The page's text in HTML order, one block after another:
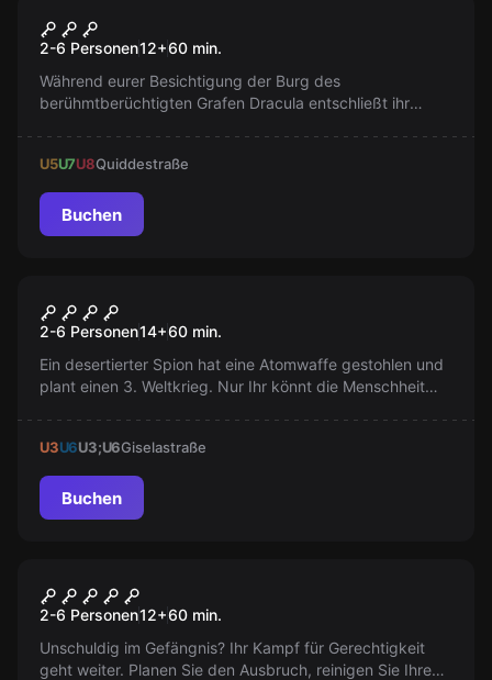
Dracula
2-6 Personen12+60 min.
Während eurer Besichtigung der Burg des
berühmtberüchtigten Grafen Dracula entschließt ihr
U5U7U8Quiddestraße
Buchen
Bomb
2-6 Personen14+60 min.
Ein desertierter Spion hat eine Atomwaffe gestohlen und
plant einen 3. Weltkrieg. Nur Ihr könnt die Menschheit
U3U6U3;U6Giselastraße
Buchen
The Prison VR
2-6 Personen12+60 min.
Unschuldig im Gefängnis? Ihr Kampf für Gerechtigkeit
geht weiter. Planen Sie den Ausbruch, reinigen Sie Ihren